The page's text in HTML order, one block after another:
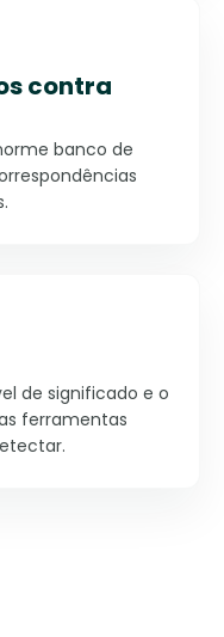
contra
banco de
de significado e o
ferramentas